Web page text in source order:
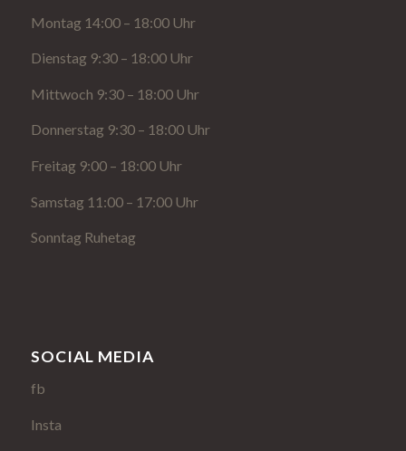
Montag 14:00 – 18:00 Uhr
Dienstag 9:30 – 18:00 Uhr
Mittwoch 9:30 – 18:00 Uhr
Donnerstag 9:30 – 18:00 Uhr
Freitag 9:00 – 18:00 Uhr
Samstag 11:00 – 17:00 Uhr
Sonntag Ruhetag
SOCIAL MEDIA
fb
Insta